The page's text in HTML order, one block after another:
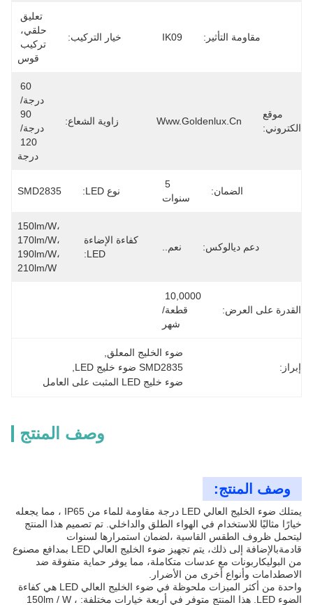
مقاومة التأثير: IK09 خيار التركيب:
قوس
موقع
الكتروني:
Www.goldenlux.cn زاوية الشعاع:
درجة
الضمان:
سنوات
نوع LED: SMD2835
دعم ديالوكس: نعم..
كفاءة الإضاءة
LED:
150lm/W،
170lm/W،
190lm/W،
210lm/W
القدرة على العرض:
قطعة/
شهر
إبراز:
ضوء الخليج المعلق
SMD2835 ضوء خليج LED
ضوء خليج LED المثبت على العامل
وصف المنتج
وصف المنتج:
يمتلك ضوء الخليج العالي LED درجة مقاومة للماء من IP65 ، مما يجعله
خيارًا مثاليًا للاستخدام في الهواء الطلق والداخلي. تم تصميم هذا المنتج
ليتحمل ظروف الطقس القاسية ،لضمان استمرارها لسنوات
قادمةبالإضافة إلى ذلك، يتم تجهيز ضوء الخليج العالي LED بمدافع مصنوع
من البوليكاربونات مع عدسات متكاملة، مما يوفر حماية متفوقة ضد
الاصطدامات وأنواع أخرى من الأضرار.
واحدة من أكثر الميزات ملحوظة في ضوء الخليج العالي LED هي كفاءة
الضوء LED. هذا المنتج متوفر في أربعة خيارات مختلفة: 150lm / W ،